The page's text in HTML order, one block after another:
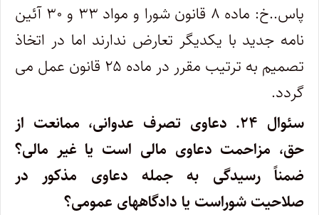
پاس..خ: ماده ۸ قانون شورا و مواد ۳۳ و ۳۰ آئین
نامه جدید با یکدیگر تعارض ندارند اما در اتخاذ
تصمیم به ترتیب مقرر در ماده ۲۵ قانون عمل می
گردد.
سئوال ۲۴.
دعاوی تصرف عدوانی، ممانعت از
حق، مزاحمت دعاوی مالی است یا غیر مالی؟
ضمناً رسیدگی به جمله دعاوی مذکور در
صلاحیت شوراست یا دادگاههای عمومی؟